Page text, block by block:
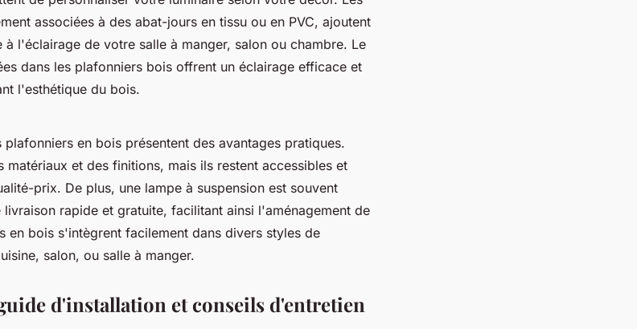
associées à des abat-jours en tissu ou en PVC, ajoutent
à l'éclairage de votre salle à manger, salon ou chambre. Le
dans les plafonniers bois offrent un éclairage efficace et
l'esthétique du bois.
plafonniers en bois présentent des avantages pratiques.
et des finitions, mais ils restent accessibles et
prix. De plus, une lampe à suspension est souvent
rapide et gratuite, facilitant ainsi l'aménagement de
en bois s'intègrent facilement dans divers styles de
salon, ou salle à manger.
d'installation et conseils d'entretien